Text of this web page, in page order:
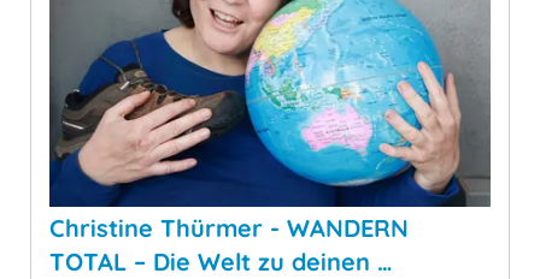
Christine Thürmer - WANDERN
TOTAL – Die Welt zu deinen …